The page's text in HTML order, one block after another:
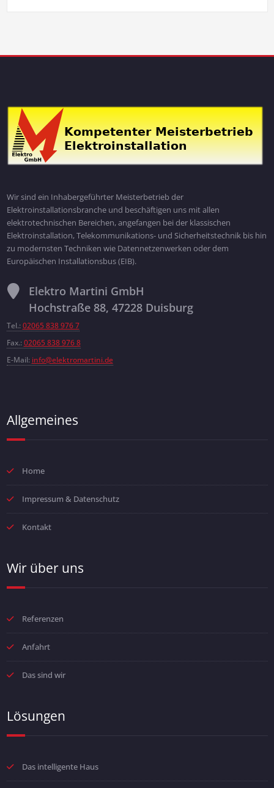
Wir sind ein Inhabergeführter Meisterbetrieb der
Elektroinstallationsbranche und beschäftigen uns mit allen
elektrotechnischen Bereichen, angefangen bei der klassischen
Elektroinstallation, Telekommunikations- und Sicherheitstechnik bis hin
zu modernsten Techniken wie Datennetzenwerken oder dem
Europäischen Installationsbus (EIB).
Elektro Martini GmbH
Hochstraße 88, 47228 Duisburg
Tel.: 02065 838 976 7
Fax.: 02065 838 976 8
E-Mail: info@elektromartini.de
Allgemeines
Home
Impressum & Datenschutz
Kontakt
Wir über uns
Referenzen
Anfahrt
Das sind wir
Lösungen
Das intelligente Haus